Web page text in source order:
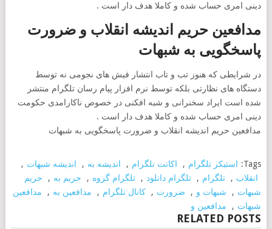
دینی امری حساب شده و کاملا هدف دار است .
مدافعین حریم اندیشه انقلاب و ضرورت
پاسخگویی به شبهات
در شرایطی که هنوز تب و تاب انتشار فیش های نجومی نه توسط
دستگاه های نظارتی بلکه توسط نرم افزار پیام رسان تلگرام منتشر
شده است ایراد سخنرانی و شبه افکنی در خصوص ناکارامدی حکومت
دینی امری حساب شده و کاملا هدف دار است .
مدافعین حریم اندیشه انقلاب و ضرورت پاسخگویی به شبهات
Tags: استیکر تلگرام , اکانت تلگرام , اندیشه به , اندیشه شبهات ,
انقلاب , تلگرام , تلگرام دانلود , تلگرام گروه , حریم به ,
حریم
شبهات , شبهات و , ضرورت , کانال تلگرام , مدافعین به ,
مدافعین
شبهات , مدافعین و
RELATED POSTS